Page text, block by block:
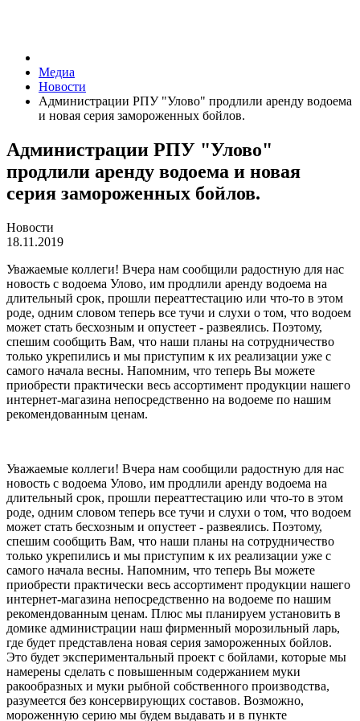
Медиа
Новости
Администрации РПУ "Улово" продлили аренду водоема
и новая серия замороженных бойлов.
Администрации РПУ "Улово"
продлили аренду водоема и новая
серия замороженных бойлов.
Новости
18.11.2019
Уважаемые коллеги! Вчера нам сообщили радостную для нас
новость с водоема Улово, им продлили аренду водоема на
длительный срок, прошли переаттестацию или что-то в этом
роде, одним словом теперь все тучи и слухи о том, что водоем
может стать бесхозным и опустеет - развеялись. Поэтому,
спешим сообщить Вам, что наши планы на сотрудничество
только укрепились и мы приступим к их реализации уже с
самого начала весны. Напомним, что теперь Вы можете
приобрести практически весь ассортимент продукции нашего
интернет-магазина непосредственно на водоеме по нашим
рекомендованным ценам.
Уважаемые коллеги! Вчера нам сообщили радостную для нас
новость с водоема Улово, им продлили аренду водоема на
длительный срок, прошли переаттестацию или что-то в этом
роде, одним словом теперь все тучи и слухи о том, что водоем
может стать бесхозным и опустеет - развеялись. Поэтому,
спешим сообщить Вам, что наши планы на сотрудничество
только укрепились и мы приступим к их реализации уже с
самого начала весны. Напомним, что теперь Вы можете
приобрести практически весь ассортимент продукции нашего
интернет-магазина непосредственно на водоеме по нашим
рекомендованным ценам. Плюс мы планируем установить в
домике администрации наш фирменный морозильный ларь,
где будет представлена новая серия замороженных бойлов.
Это будет экспериментальный проект с бойлами, которые мы
намерены сделать с повышенным содержанием муки
ракообразных и муки рыбной собственного производства,
разумеется без консервирующих составов. Возможно,
мороженную серию мы будем выдавать и в пункте